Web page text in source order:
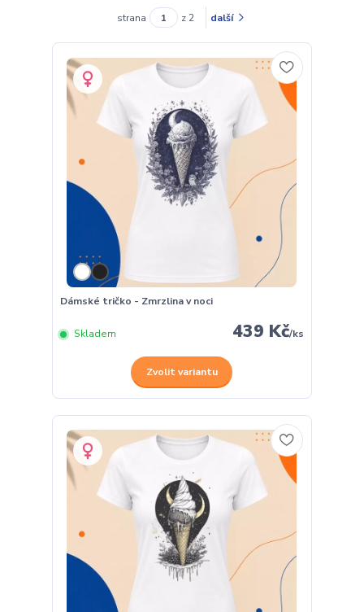
strana z 2 další
Dámské tričko - Zmrzlina v noci
439 Kč/ks
Skladem
Zvolit variantu